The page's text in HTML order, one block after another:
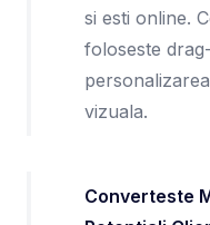
si esti online.
foloseste
vizuala.
Converteste